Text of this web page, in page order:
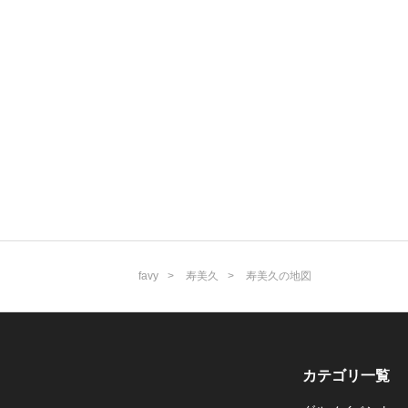
favy 寿美久 寿美久の地図
カテゴリ一覧